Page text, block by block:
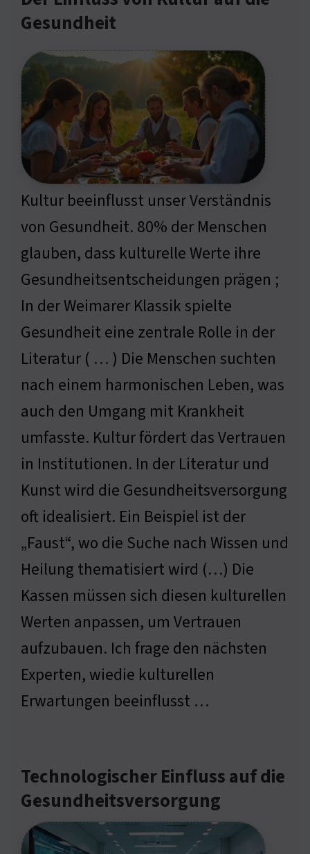
Gesundheit
Kultur beeinflusst unser Verständnis
von Gesundheit. 80% der Menschen
glauben, dass kulturelle Werte ihre
Gesundheitsentscheidungen prägen ;
In der Weimarer Klassik spielte
Gesundheit eine zentrale Rolle in der
Literatur ( … ) Die Menschen suchten
nach einem harmonischen Leben, was
auch den Umgang mit Krankheit
umfasste. Kultur fördert das Vertrauen
in Institutionen. In der Literatur und
Kunst wird die Gesundheitsversorgung
oft idealisiert. Ein Beispiel ist der
„Faust“, wo die Suche nach Wissen und
Heilung thematisiert wird (…) Die
Kassen müssen sich diesen kulturellen
Werten anpassen, um Vertrauen
aufzubauen. Ich frage den nächsten
Experten, wiedie kulturellen
Erwartungen beeinflusst …
Technologischer Einfluss auf die
Gesundheitsversorgung